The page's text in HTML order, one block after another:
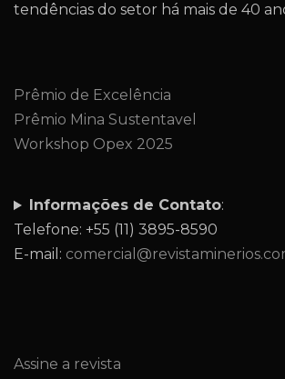
tendências do setor há mais de 40
Prêmio de Excelência
Prêmio Mina Sustentavel
Workshop Opex 2025
Informações de Contato:
Telefone: +55 (11) 3895-8590
E-mail:
Assine a revista